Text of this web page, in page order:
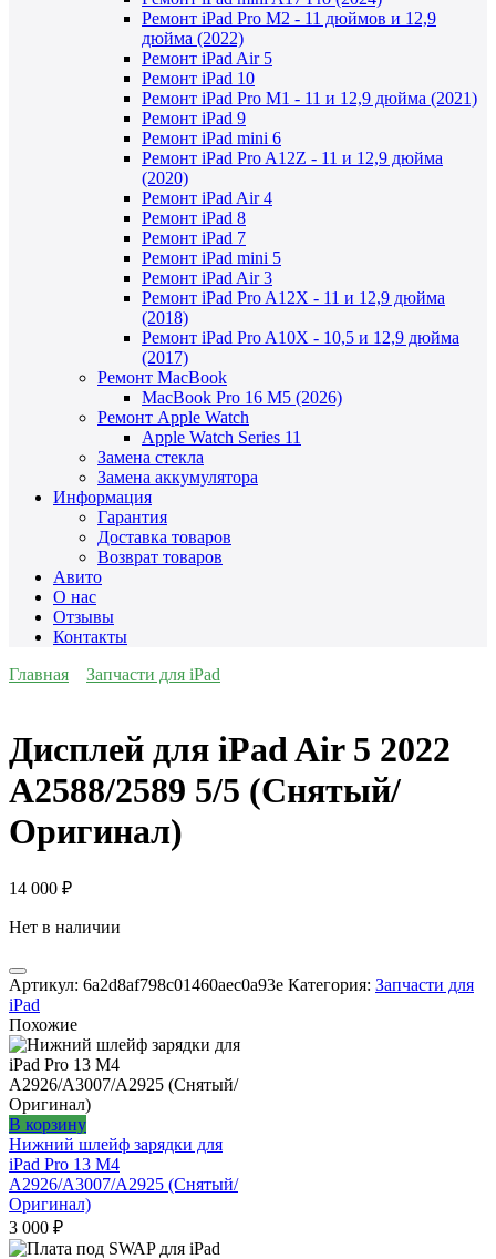
Ремонт iPad Pro M2 - 11 дюймов и 12,9
дюйма (2022)
Ремонт iPad Air 5
Ремонт iPad 10
Ремонт iPad Pro M1 - 11 и 12,9 дюйма (2021)
Ремонт iPad 9
Ремонт iPad mini 6
Ремонт iPad Pro A12Z - 11 и 12,9 дюйма
(2020)
Ремонт iPad Air 4
Ремонт iPad 8
Ремонт iPad 7
Ремонт iPad mini 5
Ремонт iPad Air 3
Ремонт iPad Pro A12X - 11 и 12,9 дюйма
(2018)
Ремонт iPad Pro A10X - 10,5 и 12,9 дюйма
(2017)
Ремонт MacBook
MacBook Pro 16 M5 (2026)
Ремонт Apple Watch
Apple Watch Series 11
Замена стекла
Замена аккумулятора
Информация
Гарантия
Доставка товаров
Возврат товаров
Авито
О нас
Отзывы
Контакты
Главная
Запчасти для iPad
Дисплей для iPad Air 5 2022
A2588/2589 5/5 (Снятый/
Оригинал)
14 000 ₽
Нет в наличии
Артикул: 6a2d8af798c01460aec0a93e Категория: Запчасти для
iPad
Похожие
В корзину
Нижний шлейф зарядки для
iPad Pro 13 M4
A2926/A3007/A2925 (Снятый/
Оригинал)
3 000 ₽